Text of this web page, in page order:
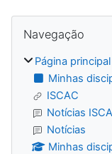
Blocos
Navegação
Página principal
Minhas
ISCAC
Notícias
Notícias
Minhas